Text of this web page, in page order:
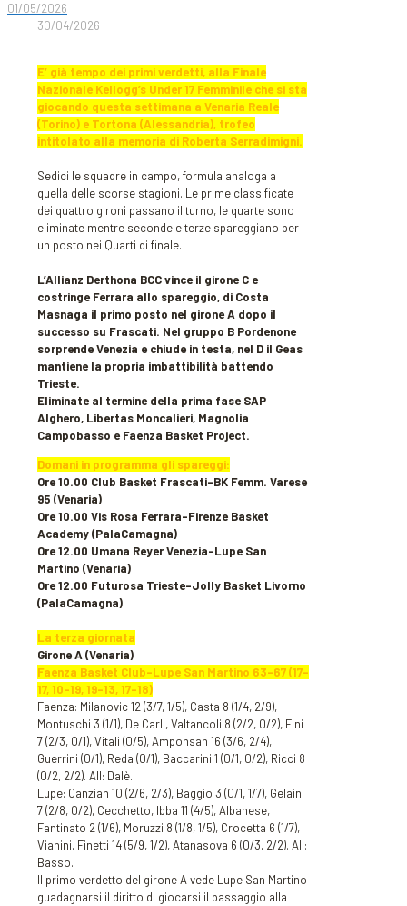
01/05/2026
30/04/2026
E’ già tempo dei primi verdetti, alla Finale
Nazionale Kellogg’s Under 17 Femminile che si sta
giocando questa settimana a Venaria Reale
(Torino) e Tortona (Alessandria), trofeo
intitolato alla memoria di Roberta Serradimigni.
Sedici le squadre in campo, formula analoga a
quella delle scorse stagioni. Le prime classificate
dei quattro gironi passano il turno, le quarte sono
eliminate mentre seconde e terze spareggiano per
un posto nei Quarti di finale.
L’Allianz Derthona BCC vince il girone C e
costringe Ferrara allo spareggio, di Costa
Masnaga il primo posto nel girone A dopo il
successo su Frascati. Nel gruppo B Pordenone
sorprende Venezia e chiude in testa, nel D il Geas
mantiene la propria imbattibilità battendo
Trieste.
Eliminate al termine della prima fase SAP
Alghero, Libertas Moncalieri, Magnolia
Campobasso e Faenza Basket Project.
Domani in programma gli spareggi:
Ore 10.00 Club Basket Frascati-BK Femm. Varese
95 (Venaria)
Ore 10.00 Vis Rosa Ferrara-Firenze Basket
Academy (PalaCamagna)
Ore 12.00 Umana Reyer Venezia-Lupe San
Martino (Venaria)
Ore 12.00 Futurosa Trieste-Jolly Basket Livorno
(PalaCamagna)
La terza giornata
Girone A (Venaria)
Faenza Basket Club-Lupe San Martino 63-67 (17-
17, 10-19, 19-13, 17-18)
Faenza: Milanovic 12 (3/7, 1/5), Casta 8 (1/4, 2/9),
Montuschi 3 (1/1), De Carli, Valtancoli 8 (2/2, 0/2), Fini
7 (2/3, 0/1), Vitali (0/5), Amponsah 16 (3/6, 2/4),
Guerrini (0/1), Reda (0/1), Baccarini 1 (0/1, 0/2), Ricci 8
(0/2, 2/2). All: Dalè.
Lupe: Canzian 10 (2/6, 2/3), Baggio 3 (0/1, 1/7), Gelain
7 (2/8, 0/2), Cecchetto, Ibba 11 (4/5), Albanese,
Fantinato 2 (1/6), Moruzzi 8 (1/8, 1/5), Crocetta 6 (1/7),
Vianini, Finetti 14 (5/9, 1/2), Atanasova 6 (0/3, 2/2). All:
Basso.
Il primo verdetto del girone A vede Lupe San Martino
guadagnarsi il diritto di giocarsi il passaggio alla